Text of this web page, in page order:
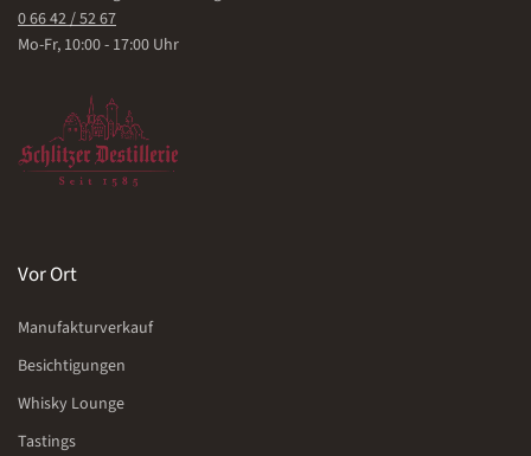
0 66 42 / 52 67
Mo-Fr, 10:00 - 17:00 Uhr
Vor Ort
Manufakturverkauf
Besichtigungen
Whisky Lounge
Tastings